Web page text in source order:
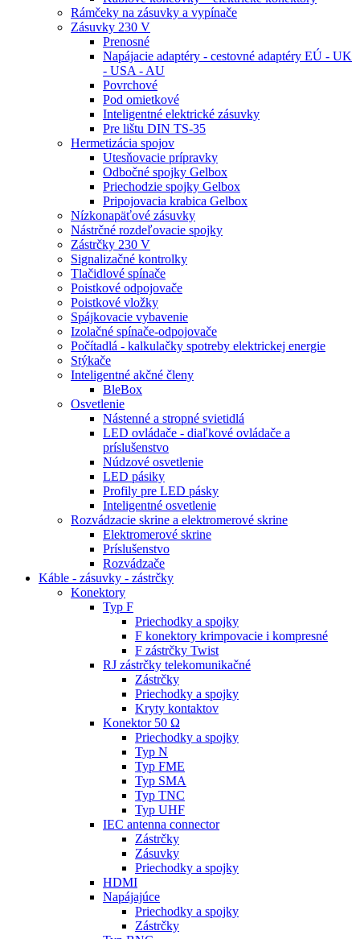
Rámčeky na zásuvky a vypínače
Zásuvky 230 V
Prenosné
Napájacie adaptéry - cestovné adaptéry EÚ - UK
- USA - AU
Povrchové
Pod omietkové
Inteligentné elektrické zásuvky
Pre lištu DIN TS-35
Hermetizácia spojov
Utesňovacie prípravky
Odbočné spojky Gelbox
Priechodzie spojky Gelbox
Pripojovacia krabica Gelbox
Nízkonapäťové zásuvky
Nástrčné rozdeľovacie spojky
Zástrčky 230 V
Signalizačné kontrolky
Tlačidlové spínače
Poistkové odpojovače
Poistkové vložky
Spájkovacie vybavenie
Izolačné spínače-odpojovače
Počítadlá - kalkulačky spotreby elektrickej energie
Stýkače
Inteligentné akčné členy
BleBox
Osvetlenie
Nástenné a stropné svietidlá
LED ovládače - diaľkové ovládače a
príslušenstvo
Núdzové osvetlenie
LED pásiky
Profily pre LED pásky
Inteligentné osvetlenie
Rozvádzacie skrine a elektromerové skrine
Elektromerové skrine
Príslušenstvo
Rozvádzače
Káble - zásuvky - zástrčky
Konektory
Typ F
Priechodky a spojky
F konektory krimpovacie i kompresné
F zástrčky Twist
RJ zástrčky telekomunikačné
Zástrčky
Priechodky a spojky
Kryty kontaktov
Konektor 50 Ω
Priechodky a spojky
Typ N
Typ FME
Typ SMA
Typ TNC
Typ UHF
IEC antenna connector
Zástrčky
Zásuvky
Priechodky a spojky
HDMI
Napájajúce
Priechodky a spojky
Zástrčky